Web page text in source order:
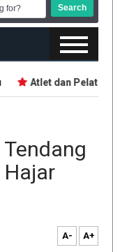
Atlet dan Pelatih
Hajar
A- A+